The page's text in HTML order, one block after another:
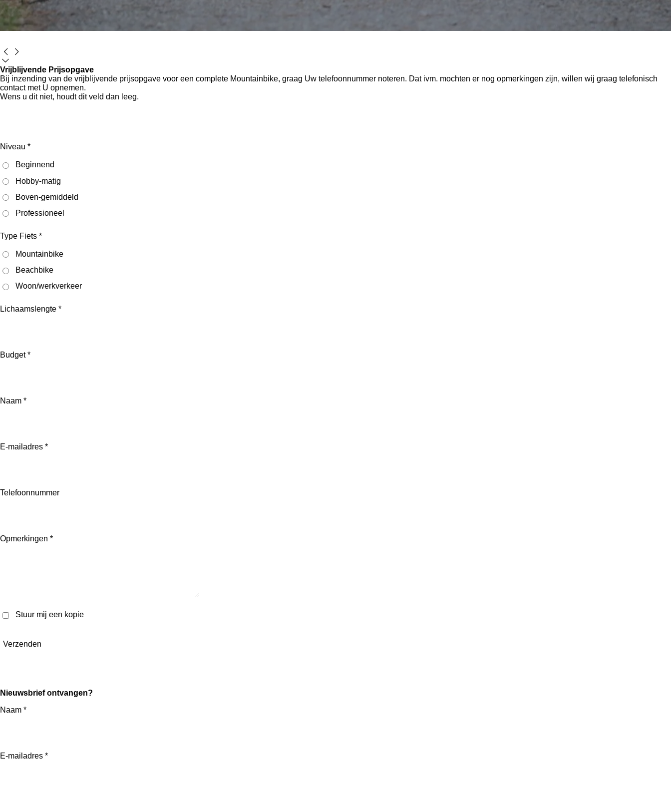
Vrijblijvende Prijsopgave
Bij inzending van de vrijblijvende prijsopgave voor een complete Mountainbike, graag Uw telefoonnummer noteren. Dat ivm. mochten er nog opmerkingen zijn, willen wij graag telefonisch
contact met U opnemen.
Wens u dit niet, houdt dit veld dan leeg.
Niveau *
Beginnend
Hobby-matig
Boven-gemiddeld
Professioneel
Type Fiets *
Mountainbike
Beachbike
Woon/werkverkeer
Lichaamslengte *
Budget *
Naam *
E-mailadres *
Telefoonnummer
Opmerkingen *
Stuur mij een kopie
Verzenden
Nieuwsbrief ontvangen?
Naam *
E-mailadres *